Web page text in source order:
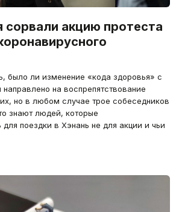
сорвали акцию протеста
было ли изменение «кода здоровья» с
на воспрепятствование
но в любом случае трое собеседников
знают людей, которые
для поездки в Хэнань не для акции и чьи